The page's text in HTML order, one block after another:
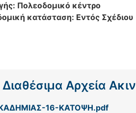
Πολεοδομικό κέντρο
κατάσταση: Εντός Σχέδιου
Διαθέσιμα Αρχεία
16-ΚΑΤΟΨΗ.pdf